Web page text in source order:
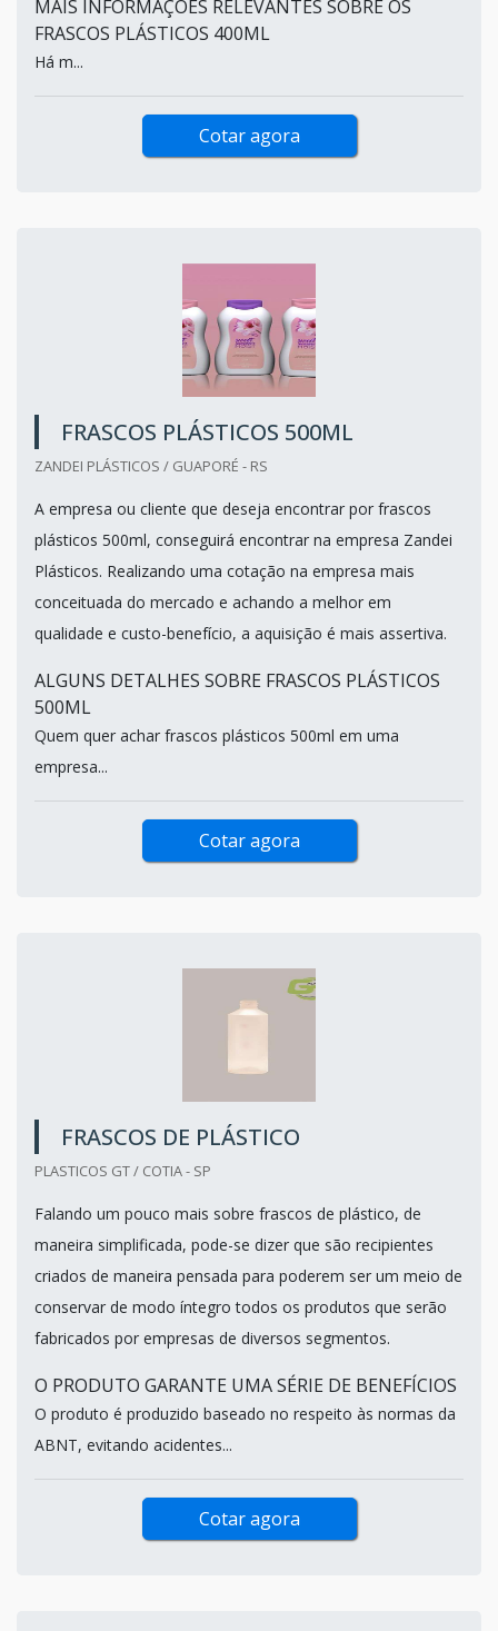
MAIS INFORMAÇÕES RELEVANTES SOBRE OS
FRASCOS PLÁSTICOS 400ML
Há m...
Cotar agora
FRASCOS PLÁSTICOS 500ML
ZANDEI PLÁSTICOS / GUAPORÉ - RS
A empresa ou cliente que deseja encontrar por frascos
plásticos 500ml, conseguirá encontrar na empresa Zandei
Plásticos. Realizando uma cotação na empresa mais
conceituada do mercado e achando a melhor em
qualidade e custo-benefício, a aquisição é mais assertiva.
ALGUNS DETALHES SOBRE FRASCOS PLÁSTICOS
500ML
Quem quer achar frascos plásticos 500ml em uma
empresa...
Cotar agora
FRASCOS DE PLÁSTICO
PLASTICOS GT / COTIA - SP
Falando um pouco mais sobre frascos de plástico, de
maneira simplificada, pode-se dizer que são recipientes
criados de maneira pensada para poderem ser um meio de
conservar de modo íntegro todos os produtos que serão
fabricados por empresas de diversos segmentos.
O PRODUTO GARANTE UMA SÉRIE DE BENEFÍCIOS
O produto é produzido baseado no respeito às normas da
ABNT, evitando acidentes...
Cotar agora